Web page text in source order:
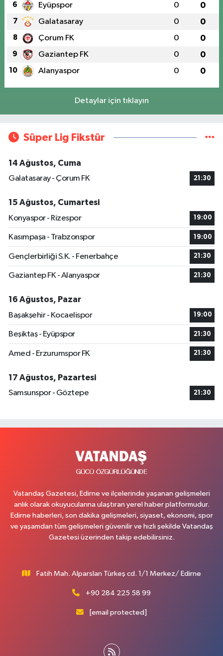
6 Eyüpspor 0 0
7 Galatasaray 0 0
8 Çorum FK 0 0
9 Gaziantep FK 0 0
10 Alanyaspor 0 0
Detaylar için tıklayın
Süper Lig Fikstür
14 Ağustos, Cuma
Galatasaray - Çorum FK
21:30
15 Ağustos, Cumartesi
Konyaspor - Rizespor
19:00
Kasımpaşa - Trabzonspor 19:00
Gençlerbirliği S.K. - Fenerbahçe 21:30
Gaziantep FK - Alanyaspor 21:30
16 Ağustos, Pazar
Başakşehir - Kocaelispor
19:00
Beşiktaş - Eyüpspor 21:30
Amed - Erzurumspor FK 21:30
17 Ağustos, Pazartesi
Samsunspor - Göztepe
21:30
Vatandaş Gazetesi, Edirne ve ilçelerinde yaşanan gelişmeleri
anlık olarak okuyucularına ulaştıran yerel haber platformudur.
Edirne haberleri, son dakika gelişmeleri, siyaset, ekonomi, spor
ve yaşamdan tüm gelişmeleri güvenilir ve hızlı şekilde Vatandaş
Gazetesi üzerinden takip edebilirsiniz.
Fatih Mah. Alparslan Türkeş cd. 1/1 Merkez/ Edirne
+90 284 225 58 99
[email protected]